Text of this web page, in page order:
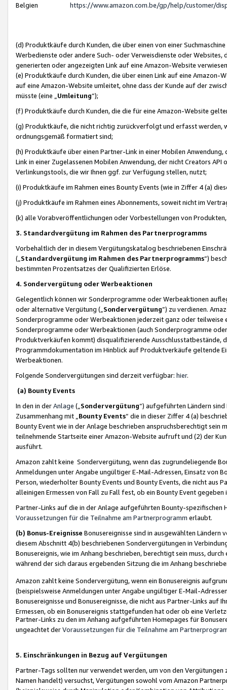
Belgien
https://www.amazon.com.be/gp/help/customer/
(d) Produktkäufe durch Kunden, die über einen von einer
Werbedienste oder andere Such- oder Verweisdienste oder Websites,
generierten oder angezeigten Link auf eine Amazon-Website
(e) Produktkäufe durch Kunden, die über einen Link auf eine
auf eine Amazon-Website umleitet, ohne dass der Kunde auf der
müsste (eine „ Umleitung“);
(f) Produktkäufe durch Kunden, die die für eine Amazon-Website
(g) Produktkäufe, die nicht richtig zurückverfolgt und erfasst werden,
ordnungsgemäß formatiert sind;
(h) Produktkäufe über einen Partner-Link in einer Mobilen
Link in einer Zugelassenen Mobilen Anwendung, der nicht Creators
Verlinkungstools, die wir Ihnen ggf. zur Verfügung stellen, nutzt;
(i) Produktkäufe im Rahmen eines Bounty Events (wie in Ziffer 4 (a)
(j) Produktkäufe im Rahmen eines Abonnements, soweit nicht im
(k) alle Vorabveröffentlichungen oder Vorbestellungen von
3. Standardvergütung im Rahmen des Partnerprogramms
Vorbehaltlich der in diesem Vergütungskatalog beschriebenen
(„ Standardvergütung im Rahmen des Partnerprogramms“)
bestimmten Prozentsatzes der Qualifizierten Erlöse.
4. Sondervergütung oder Werbeaktionen
Gelegentlich können wir Sonderprogramme oder Werbeaktionen
oder alternative Vergütung („ Sondervergütung”) zu verdienen.
Sonderprogramme oder Werbeaktionen jederzeit ganz oder
Sonderprogramme oder Werbeaktionen (auch Sonderprogramme
Produktverkäufen kommt) disqualifizierende Ausschlusstatbestände,
Programmdokumentation im Hinblick auf Produktverkäufe geltende
Werbeaktionen.
Folgende Sondervergütungen sind derzeit verfügbar: hier.
(a) Bounty Events
In den in derAnlage („ Sondervergütung“) aufgeführten Ländern
Zusammenhang mit „ Bounty Events“ die in dieser Ziffer 4 (a)
Bounty Event wie in der Anlage beschrieben anspruchsberechtigt sein
teilnehmende Startseite einer Amazon-Website aufruft und (2) der
ausführt.
Amazon zahlt keine Sondervergütung, wenn das zugrundeliegende
Anmeldungen unter Angabe ungültiger E-Mail-Adressen, Einsatz von
Person, wiederholter Bounty Events und Bounty Events, die nicht
alleinigen Ermessen von Fall zu Fall fest, ob ein Bounty Event
Partner-Links auf die in der Anlage aufgeführten Bounty-spezifischen
Voraussetzungen für die Teilnahme am Partnerprogramm erlaubt.
(b) Bonus-Ereignisse Bonusereignisse sind in ausgewählten Ländern
diesem Abschnitt 4(b) beschriebenen Sondervergütungen in
Bonusereignis, wie im Anhang beschrieben, berechtigt sein muss,
während der sich daraus ergebenden Sitzung die im Anhang
Amazon zahlt keine Sondervergütung, wenn ein Bonusereignis
(beispielsweise Anmeldungen unter Angabe ungültiger E-Mail-
Bonusereignisse und Bonusereignisse, die nicht aus Partner-Links auf
Ermessen, ob ein Bonusereignis stattgefunden hat oder ob eine
Partner-Links zu den im Anhang aufgeführten Homepages für
ungeachtet derVoraussetzungen für die Teilnahme am
5. Einschränkungen in Bezug auf Vergütungen
Partner-Tags sollten nur verwendet werden, um von den
Namen handelt) versuchst, Vergütungen sowohl vom Amazon